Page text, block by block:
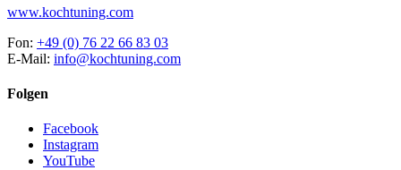
www.kochtuning.com
Fon: +49 (0) 76 22 66 83 03
E-Mail: info@kochtuning.com
Folgen
Facebook
Instagram
YouTube